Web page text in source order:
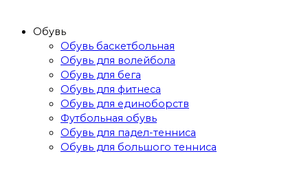
Обувь
Обувь баскетбольная
Обувь для волейбола
Обувь для бега
Обувь для фитнеса
Обувь для единоборств
Футбольная обувь
Обувь для падел-тенниса
Обувь для большого тенниса